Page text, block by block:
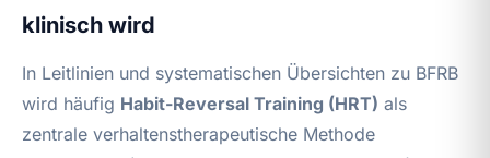
klinisch wird
In Leitlinien und systematischen Übersichten zu BFRB
wird häufig Habit-Reversal Training (HRT) als
zentrale verhaltenstherapeutische Methode